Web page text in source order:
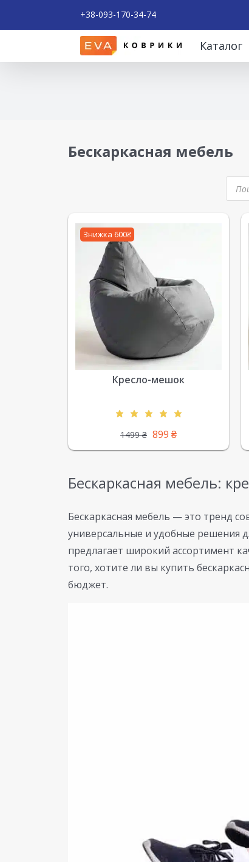
+38-093-170-34-74
Каталог
Бескаркасная мебель
Знижка 600₴
Кресло-мешок
1499₴ 899 ₴
Бескаркасная мебель:
Бескаркасная мебель — это тренд
универсальные и удобные решения
предлагает широкий ассортимент
того, хотите ли вы купить
бюджет.